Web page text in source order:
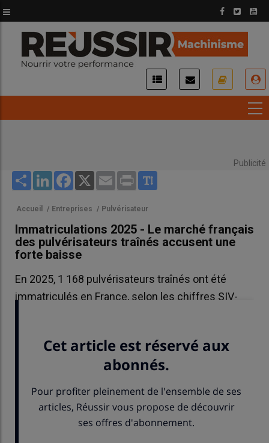
au
contenu
principal
Publicité
Share LinkedInFacebook
X Email Print
Accueil / Entreprises / Pulvérisateur
Immatriculations 2025 - Le marché français
des pulvérisateurs traînés accusent une
forte baisse
En 2025, 1 168 pulvérisateurs traînés ont été
immatriculés en France, selon les chiffres SIV-